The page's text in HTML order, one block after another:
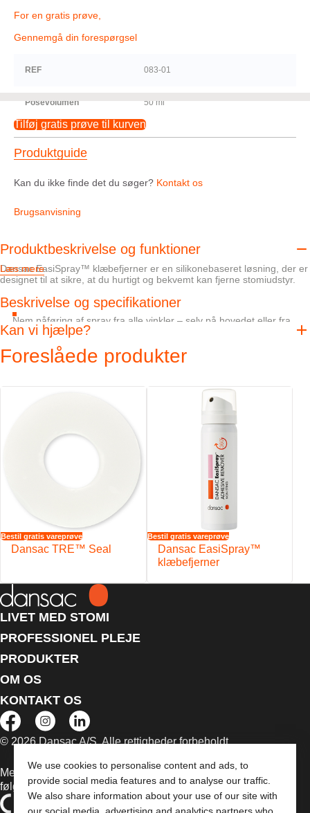
We use cookies to personalise content and ads, to
provide social media features and to analyse our traffic.
We also share information about your use of our site with
For en gratis prøve,
Gennemgå din forespørgsel
REF 083-01
Posevolumen 50 ml
Tilføj gratis prøve til kurven
Produktguide
Kan du ikke finde det du søger? Kontakt os
Brugsanvisning
Produktbeskrivelse og funktioner
Dansac EasiSpray™ klæbefjerner er en silikonebaseret løsning, der er
designet til at sikre, at du hurtigt og bekvemt kan fjerne stomiudstyr.
Beskrivelse og specifikationer
Nem påføring af spray fra alle vinkler – selv på hovedet eller fra
siden
Alkoholfri løsning, der er designet til at undgå sviden på følsom hud
Pose i dåse-teknologi, der er designet til at minimere spild
Læs mere
Kan vi hjælpe?
Foreslåede produkter
Bestil gratis vareprøve
Dansac TRE™ Seal
Bestil gratis vareprøve
Dansac EasiSpray™
klæbefjerner
LIVET MED STOMI
PROFESSIONEL PLEJE
PRODUKTER
OM OS
KONTAKT OS
© 2026 Dansac A/S. Alle rettigheder forbeholdt.
Medicinsk udstyr, der sælges i EU, er mærket med et af
følgende symboler